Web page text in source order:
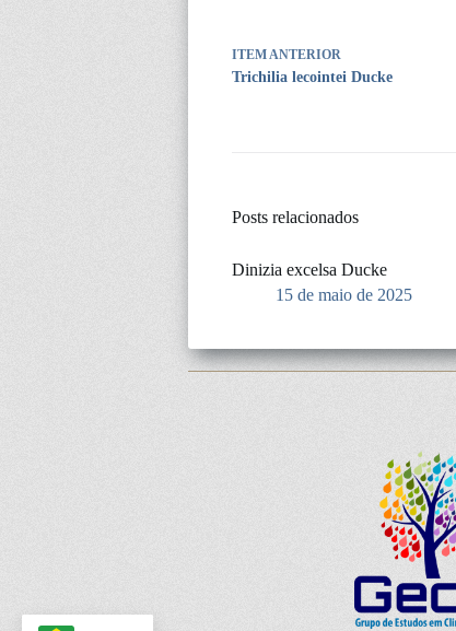
ITEM ANTERIOR
Trichilia lecointei Ducke
Posts relacionados
Dinizia excelsa Ducke
15 de maio de 2025